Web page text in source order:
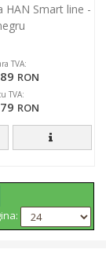
HAN Smart line -
TVA:
RON
TVA:
RON